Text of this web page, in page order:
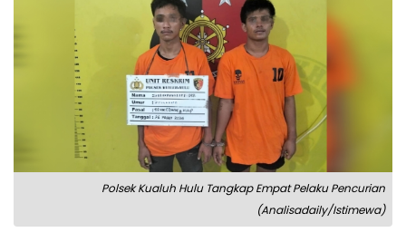
Polsek Kualuh Hulu Tangkap Empat Pelaku Pencurian
(Analisadaily/Istimewa)